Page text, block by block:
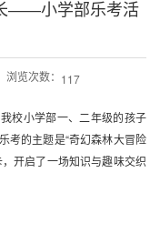
——小学部乐考活
浏览次数： 117
校小学部一、二年级的孩子
考的主题是“奇幻森林大冒险
开启了一场知识与趣味交织